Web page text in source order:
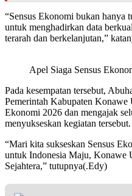
“Sensus Ekonomi bukan hanya
untuk menghadirkan data
terarah dan berkelanjutan,”
Apel Siaga Sensus
Pada kesempatan tersebut,
Pemerintah Kabupaten Konawe
Ekonomi 2026 dan mengajak
menyukseskan kegiatan tersebut.
“Mari kita sukseskan Sensus
untuk Indonesia Maju, Konawe
Sejahtera,” tutupnya(.Edy)